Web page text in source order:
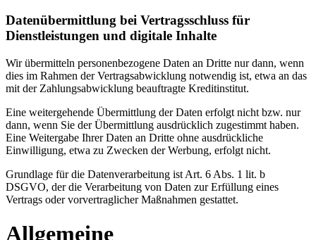
Daten­übermittlung bei Vertragsschluss für
Dienstleistungen und digitale Inhalte
Wir übermitteln personenbezogene Daten an Dritte nur dann, wenn
dies im Rahmen der Vertragsabwicklung notwendig ist, etwa an das
mit der Zahlungsabwicklung beauftragte Kreditinstitut.
Eine weitergehende Übermittlung der Daten erfolgt nicht bzw. nur
dann, wenn Sie der Übermittlung ausdrücklich zugestimmt haben.
Eine Weitergabe Ihrer Daten an Dritte ohne ausdrückliche
Einwilligung, etwa zu Zwecken der Werbung, erfolgt nicht.
Grundlage für die Datenverarbeitung ist Art. 6 Abs. 1 lit. b
DSGVO, der die Verarbeitung von Daten zur Erfüllung eines
Vertrags oder vorvertraglicher Maßnahmen gestattet.
Allgemeine